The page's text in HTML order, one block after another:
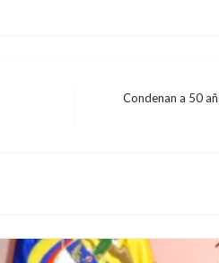
Condenan a 50